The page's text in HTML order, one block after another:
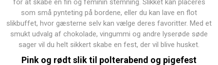
for at skabe en fin og feminin stemning. Slikket kan placeres
som små pynteting på bordene, eller du kan lave en flot
slikbuffet, hvor gæsterne selv kan vælge deres favoritter. Med et
smukt udvalg af chokolade, vingummi og andre lyserøde søde
sager vil du helt sikkert skabe en fest, der vil blive husket.
Pink og rødt slik til polterabend og pigefest